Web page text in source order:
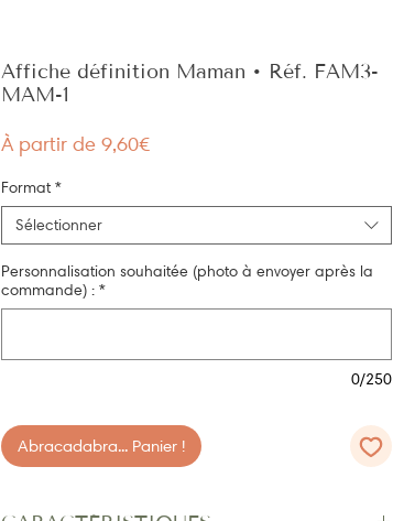
Affiche définition Maman • Réf. FAM3-
MAM-1
À partir de 9,60€Prix
Format *
Sélectionner
Personnalisation souhaitée (photo à envoyer après la
commande) : *
0/250
Abracadabra... Panier !